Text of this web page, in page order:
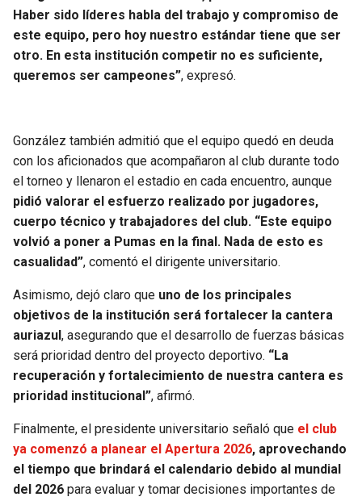
SAINTS
Haber sido líderes habla del trabajo y compromiso de
este equipo, pero hoy nuestro estándar tiene que ser
otro. En esta institución competir no es suficiente,
queremos ser campeones”, expresó.
González también admitió que el equipo quedó en deuda
con los aficionados que acompañaron al club durante todo
el torneo y llenaron el estadio en cada encuentro, aunque
pidió valorar el esfuerzo realizado por jugadores,
cuerpo técnico y trabajadores del club. “Este equipo
volvió a poner a Pumas en la final. Nada de esto es
casualidad”, comentó el dirigente universitario.
Asimismo, dejó claro que uno de los principales
objetivos de la institución será fortalecer la cantera
auriazul , asegurando que el desarrollo de fuerzas básicas
será prioridad dentro del proyecto deportivo. “La
recuperación y fortalecimiento de nuestra cantera es
prioridad institucional”, afirmó.
Finalmente, el presidente universitario señaló que el club
ya comenzó a planear el Apertura 2026, aprovechando
el tiempo que brindará el calendario debido al mundial
del 2026 para evaluar y tomar decisiones importantes de